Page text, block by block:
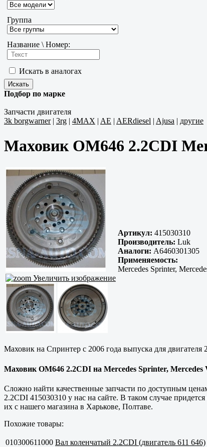
Группа
Название \ Номер:
Искать в аналогах
Подбор по марке
Запчасти двигателя
3k borgwarner| 3rg | 4MAX | AE | AERdiesel | Ajusa | другие
Маховик OM646 2.2CDI
Увеличить изображение
Артикул: 415030310
Производитель: Luk
Аналоги: A6460301305
Применяемость:
Mercedes Sprinter,
Маховик на Спринтер с 2006 года выпуска для
Маховик OM646 2.2CDI на Mercedes Sprinter, Mercedes
Сложно найти качественные запчасти по доступным
2.2CDI 415030310 у нас на сайте. В таком случае
их с нашего магазина в Харькове, Полтаве.
Похожие товары:
010300611000 Вал коленчатый 2.2CDI (двигатель 611 646)